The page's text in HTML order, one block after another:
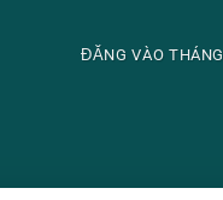
ĐĂNG VÀO